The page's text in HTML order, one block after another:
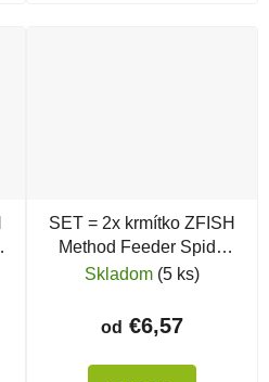
SET = 2x krmítko ZFISH
Method Feeder Spide
Large + forma
Skladom (5 ks)
od €6,57